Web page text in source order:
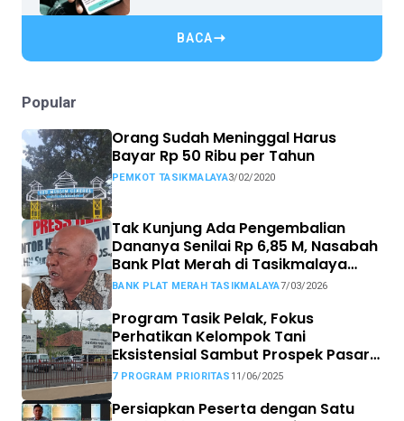
BACA
Popular
Orang Sudah Meninggal Harus
Bayar Rp 50 Ribu per Tahun
PEMKOT TASIKMALAYA3/02/2020
Tak Kunjung Ada Pengembalian
Dananya Senilai Rp 6,85 M, Nasabah
Bank Plat Merah di Tasikmalaya
Siap Tempuh Jalur Hukum.
BANK PLAT MERAH TASIKMALAYA7/03/2026
Program Tasik Pelak, Fokus
Perhatikan Kelompok Tani
Eksistensial Sambut Prospek Pasar
MBG
7 PROGRAM PRIORITAS 11/06/2025
Persiapkan Peserta dengan Satu